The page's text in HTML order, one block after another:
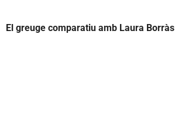
El greuge comparatiu amb Laura Borràs